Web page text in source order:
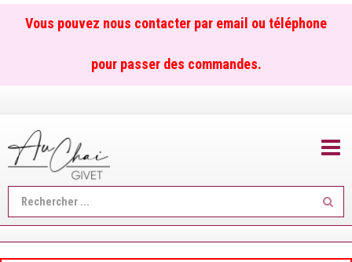
Vous pouvez nous contacter par email ou téléphone
pour passer des commandes.